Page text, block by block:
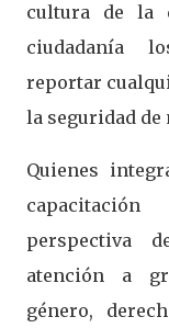
cultura de la
ciudadanía
reportar
la seguridad de
Quienes
perspectiva
atención a
género,